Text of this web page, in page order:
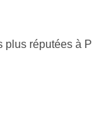
plus réputées à